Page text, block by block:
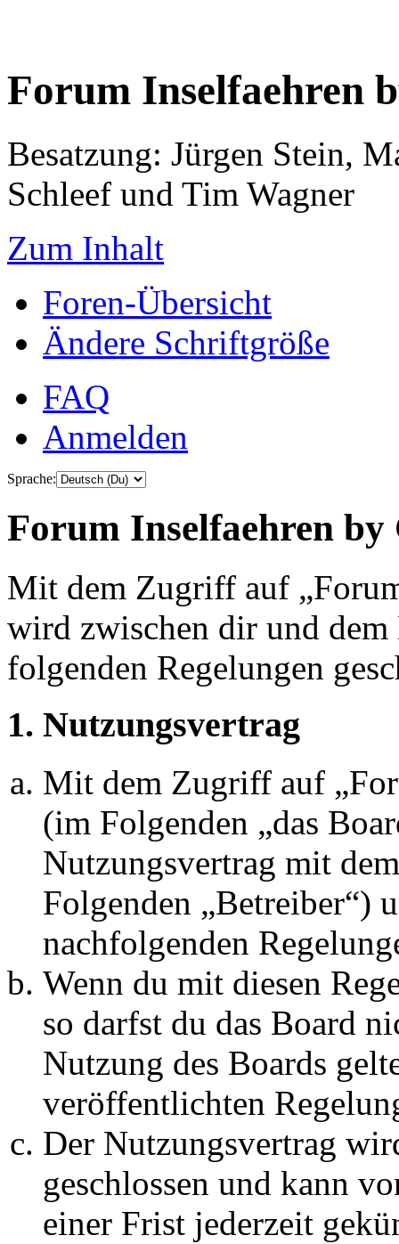
Forum Inselfaehren
Besatzung: Jürgen Stein,
Schleef und Tim Wagner
Zum Inhalt
Foren-Übersicht
Ändere Schriftgröße
FAQ
Anmelden
Sprache:
Forum Inselfaehren
Mit dem Zugriff auf
wird zwischen dir und
folgenden Regelungen
1. Nutzungsvertrag
Mit dem Zugriff auf
(im Folgenden „das
Nutzungsvertrag mit
Folgenden „Betreiber“)
nachfolgenden
Wenn du mit diesen
so darfst du das Board
Nutzung des Boards
veröffentlichten
Der Nutzungsvertrag
geschlossen und kann
einer Frist jederzeit